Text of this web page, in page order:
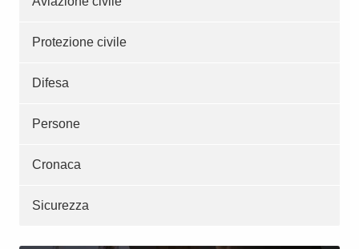
Protezione civile
Difesa
Persone
Cronaca
Sicurezza